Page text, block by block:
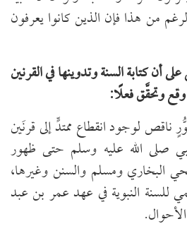
من هذا فإن الذين كانوا يعرفون
أن كتابة السنة وتدوينها في القرنين
وقع وتحقَّق فعلًا:
ناقص لوجود انقطاع ممتدٍّ إلى قرنَين
صلى الله عليه وسلم حتى ظهور
البخاري ومسلم والسنن وغيرها،
للسنة النبوية في عهد عمر بن عبد